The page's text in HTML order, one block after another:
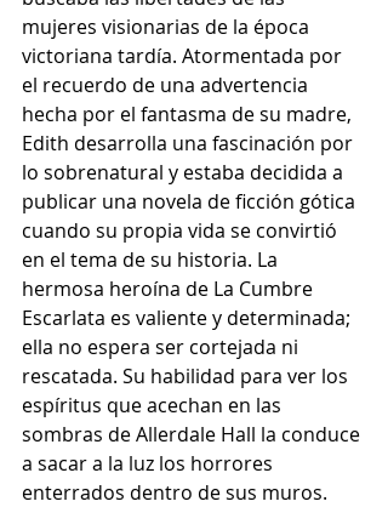
mujeres visionarias de la época
victoriana tardía. Atormentada por
el recuerdo de una advertencia
hecha por el fantasma de su madre,
Edith desarrolla una fascinación por
lo sobrenatural y estaba decidida a
publicar una novela de ficción gótica
cuando su propia vida se convirtió
en el tema de su historia. La
hermosa heroína de La Cumbre
Escarlata es valiente y determinada;
ella no espera ser cortejada ni
rescatada. Su habilidad para ver los
espíritus que acechan en las
sombras de Allerdale Hall la conduce
a sacar a la luz los horrores
enterrados dentro de sus muros.